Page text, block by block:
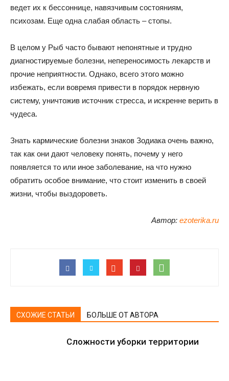
ведет их к бессоннице, навязчивым состояниям,
психозам. Еще одна слабая область – стопы.
В целом у Рыб часто бывают непонятные и трудно
диагностируемые болезни, непереносимость лекарств и
прочие неприятности. Однако, всего этого можно
избежать, если вовремя привести в порядок нервную
систему, уничтожив источник стресса, и искренне верить в
чудеса.
Знать кармические болезни знаков Зодиака очень важно,
так как они дают человеку понять, почему у него
появляется то или иное заболевание, на что нужно
обратить особое внимание, что стоит изменить в своей
жизни, чтобы выздороветь.
Автор: ezoterika.ru
СХОЖИЕ СТАТЬИ БОЛЬШЕ ОТ АВТОРА
Сложности уборки территории